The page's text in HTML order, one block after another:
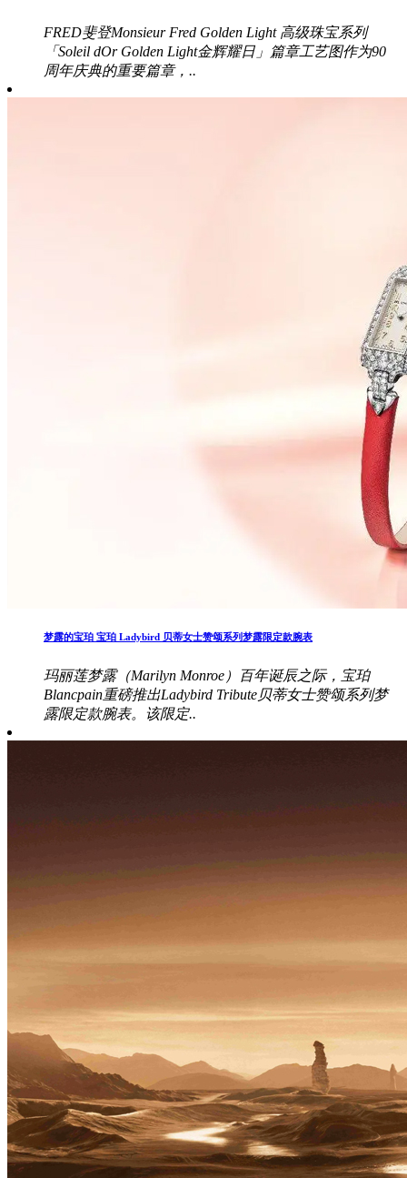
FRED斐登Monsieur Fred Golden Light 高级珠宝系列
「Soleil dOr Golden Light金辉耀日」篇章工艺图作为90
周年庆典的重要篇章，..
梦露的宝珀 宝珀 Ladybird 贝蒂女士赞颂系列梦露限定款腕表
玛丽莲梦露（Marilyn Monroe）百年诞辰之际，宝珀
Blancpain重磅推出Ladybird Tribute贝蒂女士赞颂系列梦
露限定款腕表。该限定..